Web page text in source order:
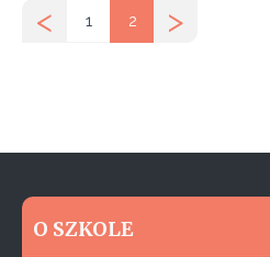
< 1 2 >
O SZKOLE